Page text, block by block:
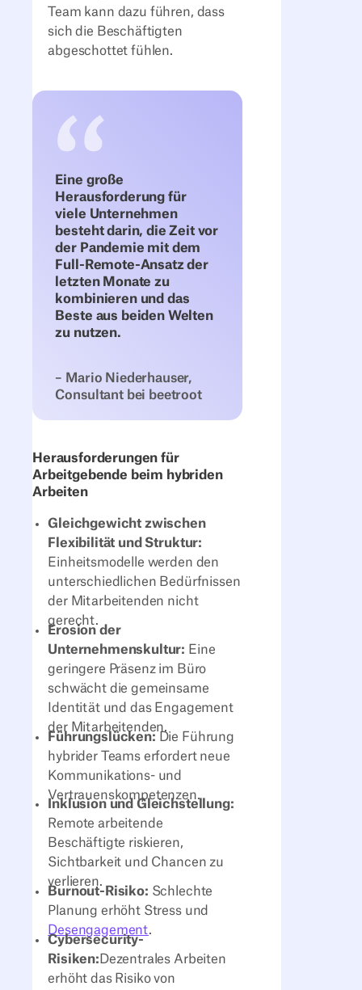
Team kann dazu führen, dass
sich die Beschäftigten
abgeschottet fühlen.
Eine große
Herausforderung für
viele Unternehmen
besteht darin, die Zeit vor
der Pandemie mit dem
Full-Remote-Ansatz der
letzten Monate zu
kombinieren und das
Beste aus beiden Welten
zu nutzen.
– Mario Niederhauser,
Consultant bei beetroot
Herausforderungen für
Arbeitgebende beim hybriden
Arbeiten
Gleichgewicht zwischen
Flexibilität und Struktur:
Einheitsmodelle werden den
unterschiedlichen Bedürfnissen
der Mitarbeitenden nicht
gerecht.
Erosion der
Unternehmenskultur: Eine
geringere Präsenz im Büro
schwächt die gemeinsame
Identität und das Engagement
der Mitarbeitenden.
Führungslücken: Die Führung
hybrider Teams erfordert neue
Kommunikations- und
Vertrauenskompetenzen.
Inklusion und Gleichstellung:
Remote arbeitende
Beschäftigte riskieren,
Sichtbarkeit und Chancen zu
verlieren.
Burnout-Risiko: Schlechte
Planung erhöht Stress und
Desengagement.
Cybersecurity-
Risiken: Dezentrales Arbeiten
erhöht das Risiko von